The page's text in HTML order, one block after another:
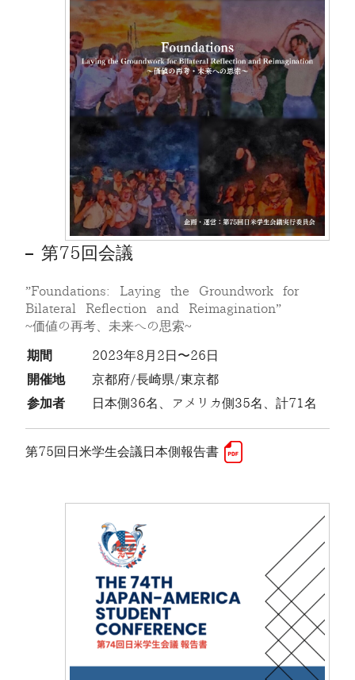
第75回会議
”Foundations: Laying the Groundwork for
Bilateral Reflection and Reimagination”
~価値の再考、未来への思索~
期間
2023年8月2日〜26日
開催地
京都府/長崎県/東京都
参加者
日本側36名、アメリカ側35名、計71名
第75回日米学生会議日本側報告書